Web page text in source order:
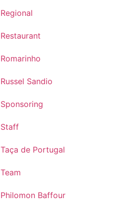
Regional
Restaurant
Romarinho
Russel Sandio
Sponsoring
Staff
Taça de Portugal
Team
Philomon Baffour